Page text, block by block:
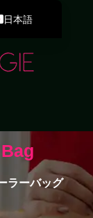
ラーバッグ
日本語
Deutsch
Русский
العربية
Français
Italiano